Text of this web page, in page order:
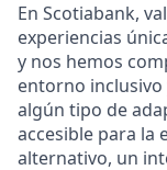
En Scotiabank,
experiencias
y nos hemos
entorno inclusivo
algún tipo de
accesible para la
alternativo, un